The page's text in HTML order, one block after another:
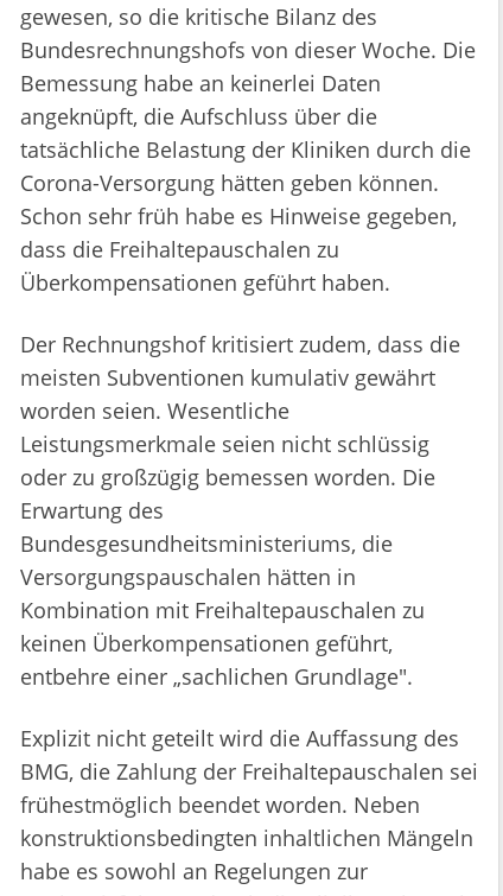
gewesen, so die kritische Bilanz des
Bundesrechnungshofs von dieser Woche. Die
Bemessung habe an keinerlei Daten
angeknüpft, die Aufschluss über die
tatsächliche Belastung der Kliniken durch die
Corona-Versorgung hätten geben können.
Schon sehr früh habe es Hinweise gegeben,
dass die Freihaltepauschalen zu
Überkompensationen geführt haben.
Der Rechnungshof kritisiert zudem, dass die
meisten Subventionen kumulativ gewährt
worden seien. Wesentliche
Leistungsmerkmale seien nicht schlüssig
oder zu großzügig bemessen worden. Die
Erwartung des
Bundesgesundheitsministeriums, die
Versorgungspauschalen hätten in
Kombination mit Freihaltepauschalen zu
keinen Überkompensationen geführt,
entbehre einer „sachlichen Grundlage".
Explizit nicht geteilt wird die Auffassung des
BMG, die Zahlung der Freihaltepauschalen sei
frühestmöglich beendet worden. Neben
konstruktionsbedingten inhaltlichen Mängeln
habe es sowohl an Regelungen zur